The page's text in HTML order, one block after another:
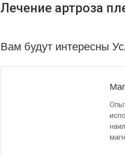
Лечение артроза
Вам будут интересны